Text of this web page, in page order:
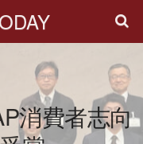
消費者志向